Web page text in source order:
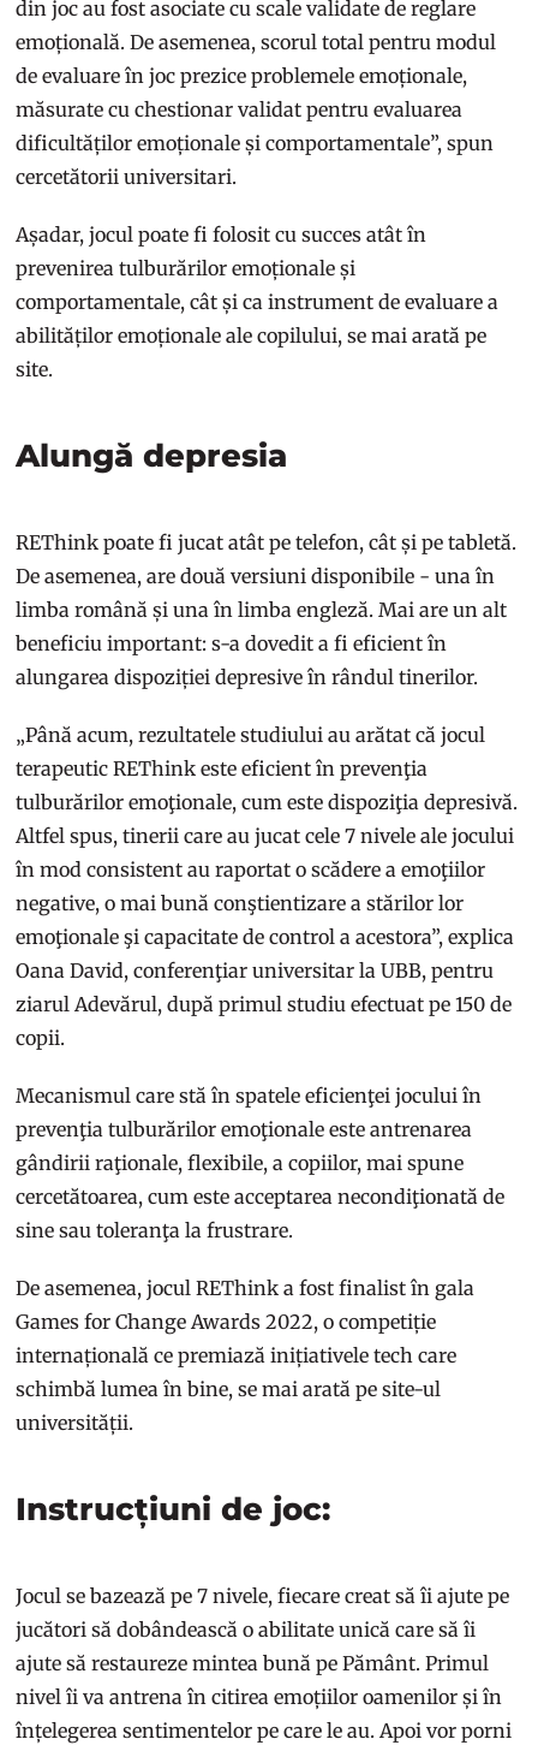
din joc au fost asociate cu scale validate de reglare
emoțională. De asemenea, scorul total pentru modul
de evaluare în joc prezice problemele emoționale,
măsurate cu chestionar validat pentru evaluarea
dificultăților emoționale și comportamentale”, spun
cercetătorii universitari.
Așadar, jocul poate fi folosit cu succes atât în
prevenirea tulburărilor emoționale și
comportamentale, cât și ca instrument de evaluare a
abilităților emoționale ale copilului, se mai arată pe
site.
Alungă depresia
REThink poate fi jucat atât pe telefon, cât și pe tabletă.
De asemenea, are două versiuni disponibile - una în
limba română și una în limba engleză. Mai are un alt
beneficiu important: s-a dovedit a fi eficient în
alungarea dispoziției depresive în rândul tinerilor.
„Până acum, rezultatele studiului au arătat că jocul
terapeutic REThink este eficient în prevenţia
tulburărilor emoţionale, cum este dispoziţia depresivă.
Altfel spus, tinerii care au jucat cele 7 nivele ale jocului
în mod consistent au raportat o scădere a emoţiilor
negative, o mai bună conştientizare a stărilor lor
emoţionale şi capacitate de control a acestora”, explica
Oana David, conferenţiar universitar la UBB, pentru
ziarul Adevărul, după primul studiu efectuat pe 150 de
copii.
Mecanismul care stă în spatele eficienţei jocului în
prevenţia tulburărilor emoţionale este antrenarea
gândirii raţionale, flexibile, a copiilor, mai spune
cercetătoarea, cum este acceptarea necondiţionată de
sine sau toleranţa la frustrare.
De asemenea, jocul REThink a fost finalist în gala
Games for Change Awards 2022, o competiție
internațională ce premiază inițiativele tech care
schimbă lumea în bine, se mai arată pe site-ul
universității.
Instrucțiuni de joc:
Jocul se bazează pe 7 nivele, fiecare creat să îi ajute pe
jucători să dobândească o abilitate unică care să îi
ajute să restaureze mintea bună pe Pământ. Primul
nivel îi va antrena în citirea emoțiilor oamenilor și în
înțelegerea sentimentelor pe care le au. Apoi vor porni